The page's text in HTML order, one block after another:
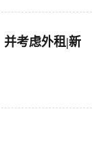
并考虑外租|新